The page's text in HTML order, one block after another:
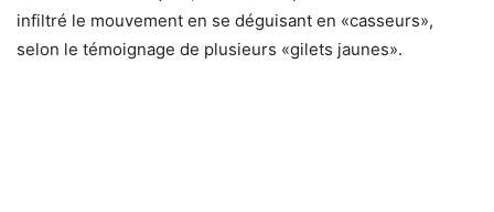
infiltré le mouvement en se déguisant en «casseurs»,
selon le témoignage de plusieurs «gilets jaunes».